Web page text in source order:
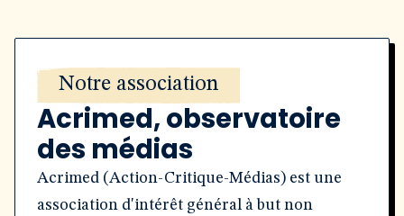
Notre association
Acrimed, observatoire
des médias
Acrimed (Action-Critique-Médias) est une
association d'intérêt général à but non